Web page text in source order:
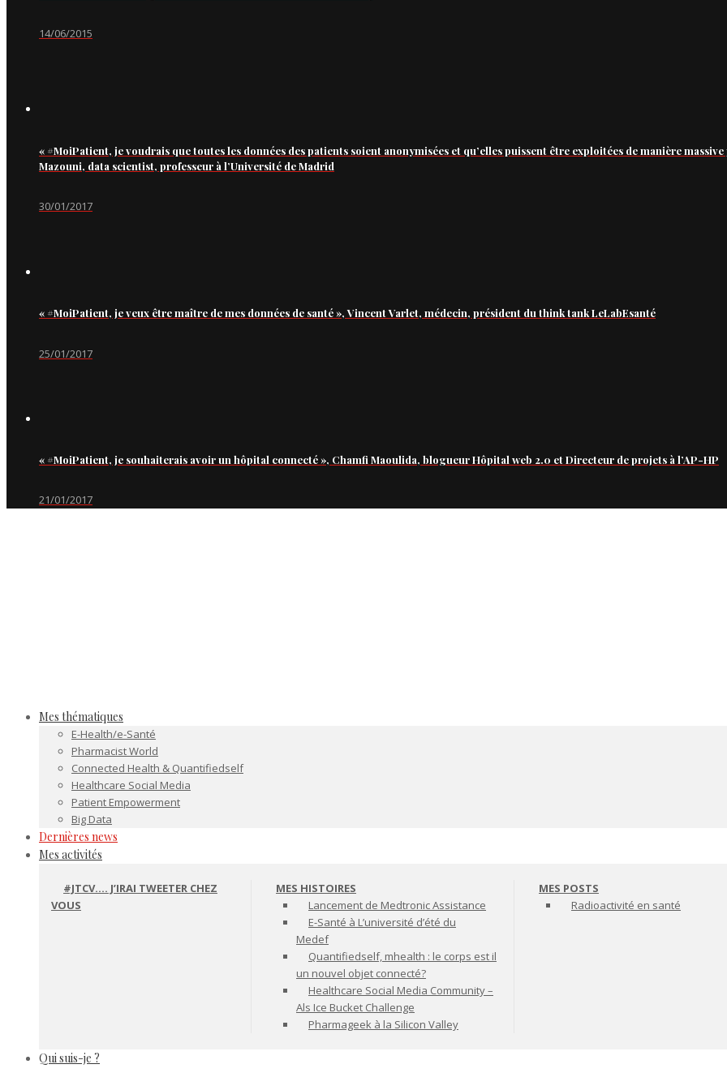
14/06/2015
« #MoiPatient, je voudrais que toutes les données des patients soient anonymisées et qu’elles puissent être exploitées de manière
Mazouni, data scientist, professeur à l’Université de Madrid
30/01/2017
« #MoiPatient, je veux être maître de mes données de santé », Vincent Varlet, médecin, président du think tank LeLabEsanté
25/01/2017
« #MoiPatient, je souhaiterais avoir un hôpital connecté », Chamfi Maoulida, blogueur Hôpital web 2.0 et Directeur de projets à l’AP-HP
21/01/2017
Mes thématiques
E-Health/e-Santé
Pharmacist World
Connected Health & Quantifiedself
Healthcare Social Media
Patient Empowerment
Big Data
Dernières news
Mes activités
#JTCV…. J’IRAI TWEETER CHEZ
VOUS
MES HISTOIRES
Lancement de Medtronic Assistance
E-Santé à L’université d’été du
Medef
Quantifiedself, mhealth : le corps est il
un nouvel objet connecté?
Healthcare Social Media Community –
Als Ice Bucket Challenge
Pharmageek à la Silicon Valley
MES POSTS
Radioactivité en santé
Qui suis-je ?